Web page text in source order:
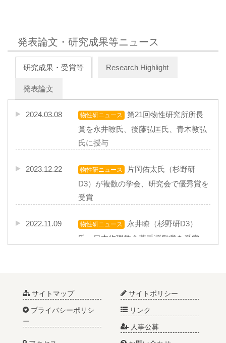
発表論文・研究成果等ニュース
研究成果・受賞等 Research Highlight
発表論文
2024.03.08 物性研ニュース
第21回物性研究所所長
賞を永井暸氏、後藤弘匡氏、青木敦弘
氏に授与
2023.12.22 物性研ニュース
片岡佑太氏（杉野研
D3）が複数の学会、研究会で優秀賞を
受賞
2022.11.09 物性研ニュース
永井瞭（杉野研D3）
氏、日本物理学会若手奨励賞を受賞
2020.03.27 物性研ニュース
永井 瞭氏（杉野研M2）
サイトマップ サイトポリシー
プライバシーポリシ
ー
リンク
人事公募